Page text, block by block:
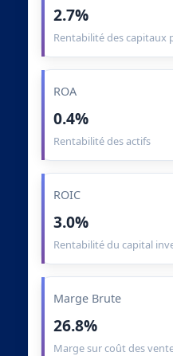
2.7%
Rentabilité des capitaux
ROA
0.4%
Rentabilité des actifs
ROIC
3.0%
Rentabilité du capital
Marge Brute
26.8%
Marge sur coût des